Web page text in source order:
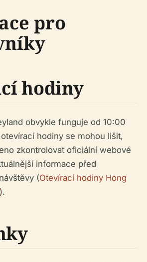
pro
hodiny
obvykle funguje od 10:00
hodiny se mohou lišit,
zkontrolovat oficiální webové
informace před
(Otevírací hodiny Hong
).